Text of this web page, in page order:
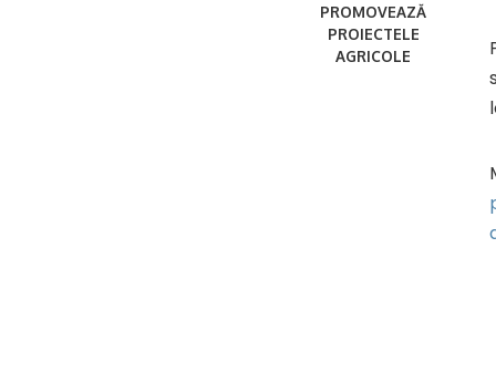
PROMOVEAZĂ
PROIECTELE
AGRICOLE